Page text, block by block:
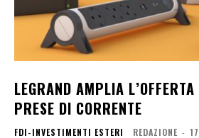
LEGRAND AMPLIA
PRESE DI CORRENTE
FDI-INVESTIMENTI ESTERI REDAZIONE -